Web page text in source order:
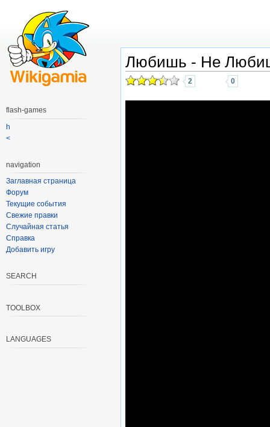
Любишь - Не
2 0
flash-games
h
<
navigation
Заглавная страница
Форум
Текущие события
Свежие правки
Случайная статья
Справка
Добавить игру
SEARCH
TOOLBOX
LANGUAGES